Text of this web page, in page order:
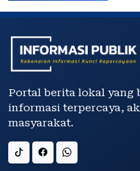
Portal berita lokal yang
informasi terpercaya,
masyarakat.